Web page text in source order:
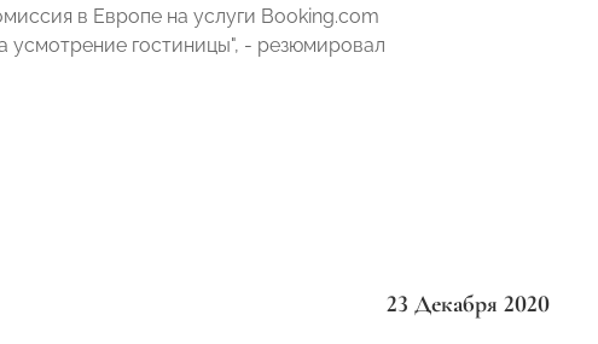
в Европе на услуги Booking.com
усмотрение гостиницы", - резюмировал
23 Декабря 2020